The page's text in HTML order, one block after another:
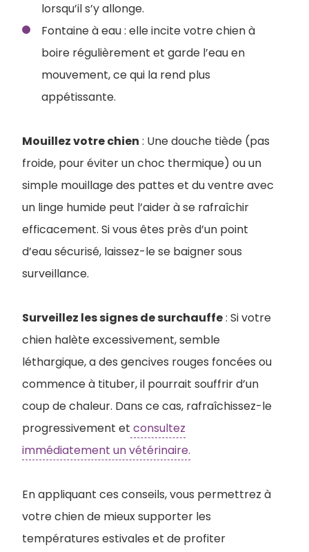
lorsqu’il s’y allonge.
Fontaine à eau : elle incite votre chien à
boire régulièrement et garde l’eau en
mouvement, ce qui la rend plus
appétissante.
Mouillez votre chien : Une douche tiède (pas
froide, pour éviter un choc thermique) ou un
simple mouillage des pattes et du ventre avec
un linge humide peut l’aider à se rafraîchir
efficacement. Si vous êtes près d’un point
d’eau sécurisé, laissez-le se baigner sous
surveillance.
Surveillez les signes de surchauffe: Si votre
chien halète excessivement, semble
léthargique, a des gencives rouges foncées ou
commence à tituber, il pourrait souffrir d’un
coup de chaleur. Dans ce cas, rafraîchissez-le
progressivement et consultez
immédiatement un vétérinaire.
En appliquant ces conseils, vous permettrez à
votre chien de mieux supporter les
températures estivales et de profiter